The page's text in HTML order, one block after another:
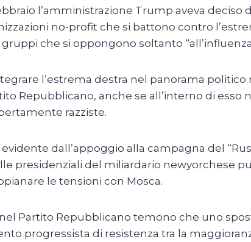
l’amministrazione Trump aveva
no-profit che si battono contro
che si oppongono soltanto
l’estrema destra nel panorama
Repubblicano, anche se all’interno di
razziste.
dall’appoggio alla campagna del
presidenziali del miliardario newyorchese
le tensioni con Mosca.
Partito Repubblicano temono che uno
progressista di resistenza tra la